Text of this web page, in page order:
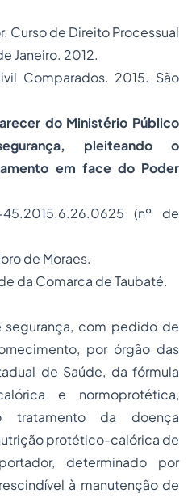
Curso de Direito Processual
Janeiro. 2012.
Comparados. 2015. São
do Ministério Público
pleiteando o
em face do Poder
(nº de
de Moraes.
da Comarca de Taubaté.
segurança, com pedido de
por órgão das
de Saúde, da fórmula
e normoprotética,
tratamento da doença
protético-calórica de
determinado por
à manutenção de